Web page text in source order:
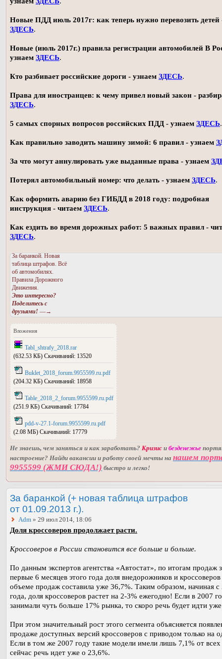
Новые ПДД июль 2017г: как теперь нужно перевозить детей
ЗДЕСЬ.
Новые (июль 2017г.) правила регистрации автомобилей В
узнаем ЗДЕСЬ.
Кто разбивает российские дороги - узнаем ЗДЕСЬ.
Права для иностранцев: к чему привел новый закон -
ЗДЕСЬ.
5 самых спорных вопросов российских ПДД - узнаем ЗДЕСЬ.
Как правильно заводить машину зимой: 6 правил - узнаем
За что могут аннулировать уже выданные права - узнаем
Потерял автомобильный номер: что делать - узнаем ЗДЕСЬ.
Как оформить аварию без ГИБДД в 2018 году: подробная
инструкция - читаем ЗДЕСЬ.
Как ездить во время дорожных работ: 5 важных правил -
ЗДЕСЬ.
За баранкой. Новая
таблица штрафов. Всё
об автомобилях.
Правила Дорожного
Движения.
Это интересно?
Поделитесь с
друзьями! —→
Вложения
Tabl_shtrafy_2018.rar
(632.53 КБ) Скачиваний: 13520
Buklet_2018_forum.9955599.ru.pdf
(204.32 КБ) Скачиваний: 18958
Table_2018_2_forum.9955599.ru.pdf
(251.9 КБ) Скачиваний: 17784
pdd-v-27.1-forum.9955599.ru.pdf
(2.08 МБ) Скачиваний: 17779
Не знаешь, чем заняться и как заработать? Кризис и безденежье
настроение? Найди вакансии и работу своей мечты на нашем
9955599 (ЖМИ СЮДА!) быстро и легко!
За баранкой (+ новая таблица штрафов
от 01.09.2013 г.).
Adm » 29 июл 2014, 18:06
Доля кроссоверов продолжает расти.
Кроссоверов в России становится все больше и больше.
По данным экспертов агентства «Автостат», по итогам продаж
первые 6 месяцев этого года доля внедорожников и
объеме продаж составила уже 36,7%. Таким образом, начиная с
года, доля кроссоверов растет на 2-3% ежегодно! Если в 2007
занимали чуть больше 17% рынка, то скоро речь будет идти
При этом значительный рост этого сегмента объясняется
продаже доступных версий кроссоверов с приводом только на
Если в том же 2007 году такие модели имели лишь 7,1% от всех
сейчас речь идет уже о 23,6%.